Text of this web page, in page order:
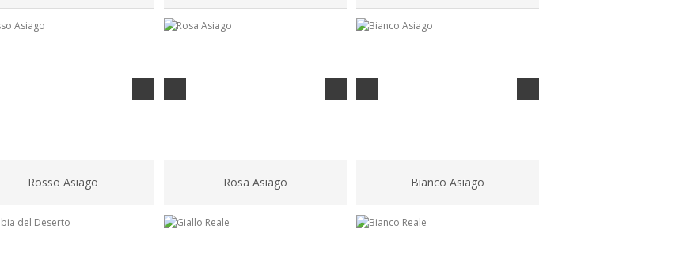
Rosso Asiago Rosa Asiago Bianco Asiago